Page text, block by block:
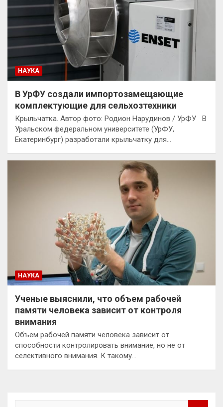
НАУКА
В УрФУ создали импортозамещающие
комплектующие для сельхозтехники
Крыльчатка. Автор фото: Родион Нарудинов / УрФУ В
Уральском федеральном университете (УрФУ,
Екатеринбург) разработали крыльчатку для…
НАУКА
Ученые выяснили, что объем рабочей
памяти человека зависит от контроля
внимания
Объем рабочей памяти человека зависит от
способности контролировать внимание, но не от
селективного внимания. К такому…